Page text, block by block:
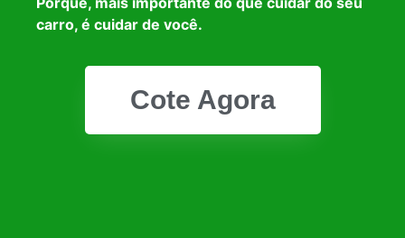
carro, é cuidar de você.
Cote Agora